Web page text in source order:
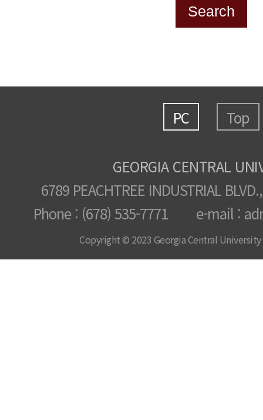
PC Top
GEORGIA CENTRAL
6789 PEACHTREE INDUSTRIAL
Phone : (678) 535-7771 e-mail :
Copyright © 2023 Georgia Central